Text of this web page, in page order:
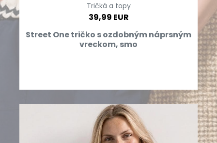
Tričká a topy
39,99 EUR
Street One tričko s ozdobným náprsným
vreckom, smo